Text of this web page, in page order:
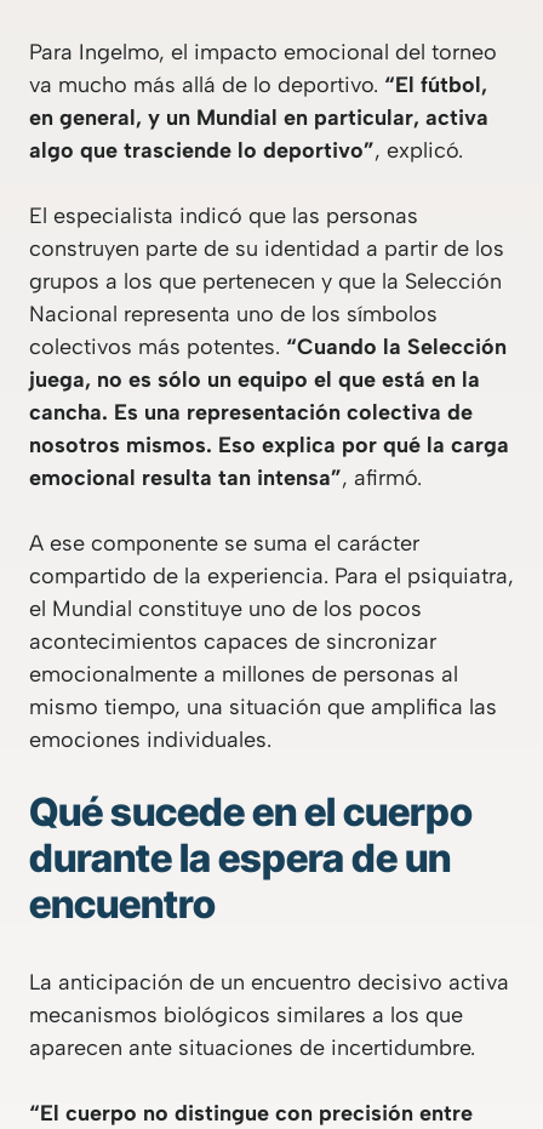
Para Ingelmo, el impacto emocional del torneo
va mucho más allá de lo deportivo. “El fútbol,
en general, y un Mundial en particular, activa
algo que trasciende lo deportivo”, explicó.
El especialista indicó que las personas
construyen parte de su identidad a partir de los
grupos a los que pertenecen y que la Selección
Nacional representa uno de los símbolos
colectivos más potentes. “Cuando la Selección
juega, no es sólo un equipo el que está en la
cancha. Es una representación colectiva de
nosotros mismos. Eso explica por qué la carga
emocional resulta tan intensa”, afirmó.
A ese componente se suma el carácter
compartido de la experiencia. Para el psiquiatra,
el Mundial constituye uno de los pocos
acontecimientos capaces de sincronizar
emocionalmente a millones de personas al
mismo tiempo, una situación que amplifica las
emociones individuales.
Qué sucede en el cuerpo
durante la espera de un
encuentro
La anticipación de un encuentro decisivo activa
mecanismos biológicos similares a los que
aparecen ante situaciones de incertidumbre.
“El cuerpo no distingue con precisión entre